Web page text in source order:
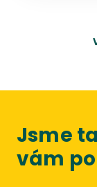
Jsme
vám